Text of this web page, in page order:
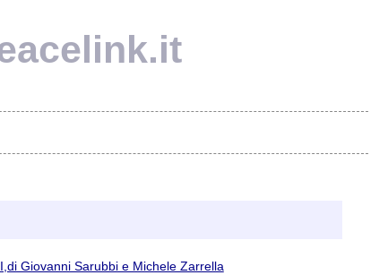
Giovanni Sarubbi e Michele Zarrella